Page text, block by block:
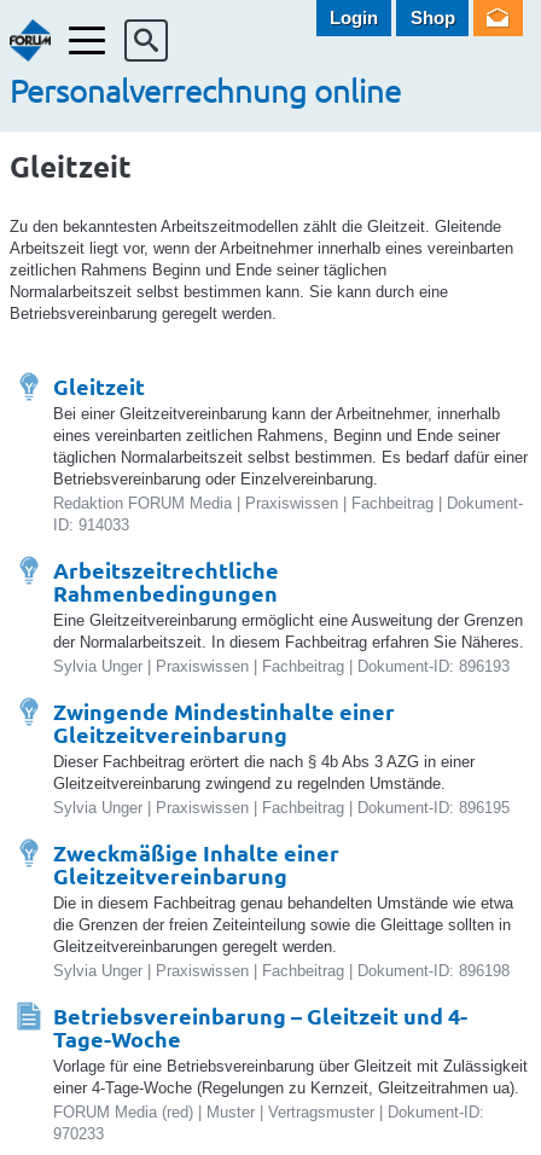
Menü
Personalverrechnung online
Login Shop
Gleitzeit
Zu den bekanntesten Arbeitszeitmodellen zählt die Gleitzeit. Gleitende
Arbeitszeit liegt vor, wenn der Arbeitnehmer innerhalb eines vereinbarten
zeitlichen Rahmens Beginn und Ende seiner täglichen
Normalarbeitszeit selbst bestimmen kann. Sie kann durch eine
Betriebsvereinbarung geregelt werden.
Gleitzeit
Bei einer Gleitzeitvereinbarung kann der Arbeitnehmer, innerhalb
eines vereinbarten zeitlichen Rahmens, Beginn und Ende seiner
täglichen Normalarbeitszeit selbst bestimmen. Es bedarf dafür einer
Betriebsvereinbarung oder Einzelvereinbarung.
Redaktion FORUM Media | Praxiswissen | Fachbeitrag | Dokument-
ID: 914033
Arbeitszeitrechtliche
Rahmenbedingungen
Eine Gleitzeitvereinbarung ermöglicht eine Ausweitung der Grenzen
der Normalarbeitszeit. In diesem Fachbeitrag erfahren Sie Näheres.
Sylvia Unger | Praxiswissen | Fachbeitrag | Dokument-ID: 896193
Zwingende Mindestinhalte einer
Gleitzeitvereinbarung
Dieser Fachbeitrag erörtert die nach § 4b Abs 3 AZG in einer
Gleitzeitvereinbarung zwingend zu regelnden Umstände.
Sylvia Unger | Praxiswissen | Fachbeitrag | Dokument-ID: 896195
Zweckmäßige Inhalte einer
Gleitzeitvereinbarung
Die in diesem Fachbeitrag genau behandelten Umstände wie etwa
die Grenzen der freien Zeiteinteilung sowie die Gleittage sollten in
Gleitzeitvereinbarungen geregelt werden.
Sylvia Unger | Praxiswissen | Fachbeitrag | Dokument-ID: 896198
Betriebsvereinbarung – Gleitzeit und 4-
Tage-Woche
Vorlage für eine Betriebsvereinbarung über Gleitzeit mit Zulässigkeit
einer 4-Tage-Woche (Regelungen zu Kernzeit, Gleitzeitrahmen ua).
FORUM Media (red) | Muster | Vertragsmuster | Dokument-ID:
970233